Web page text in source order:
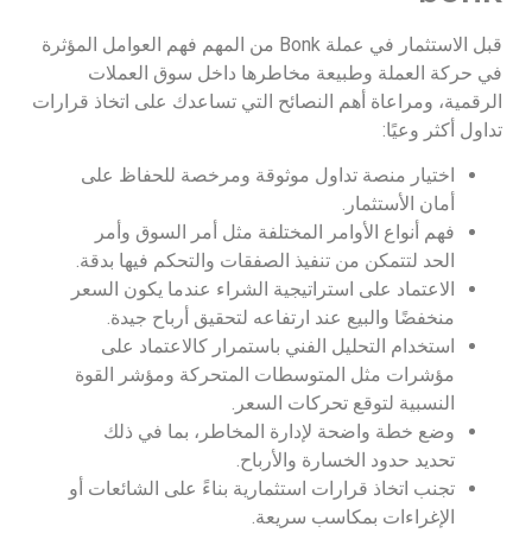
قبل الاستثمار في عملة Bonk من المهم فهم العوامل المؤثرة
في حركة العملة وطبيعة مخاطرها داخل سوق العملات
الرقمية، ومراعاة أهم النصائح التي تساعدك على اتخاذ قرارات
تداول أكثر وعيًا:
اختيار منصة تداول موثوقة ومرخصة للحفاظ على
أمان الأستثمار.
فهم أنواع الأوامر المختلفة مثل أمر السوق وأمر
الحد لتتمكن من تنفيذ الصفقات والتحكم فيها بدقة.
الاعتماد على استراتيجية الشراء عندما يكون السعر
منخفضًا والبيع عند ارتفاعه لتحقيق أرباح جيدة.
استخدام التحليل الفني باستمرار كالاعتماد على
مؤشرات مثل المتوسطات المتحركة ومؤشر القوة
النسبية لتوقع تحركات السعر.
وضع خطة واضحة لإدارة المخاطر، بما في ذلك
تحديد حدود الخسارة والأرباح.
تجنب اتخاذ قرارات استثمارية بناءً على الشائعات أو
الإغراءات بمكاسب سريعة.